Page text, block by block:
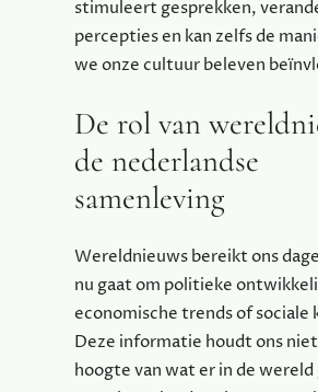
stimuleert gesprekken,
percepties en kan zelfs de
we onze cultuur beleven
De rol van
de nederlandse
samenleving
Wereldnieuws bereikt ons
nu gaat om politieke
economische trends of sociale
Deze informatie houdt ons
hoogte van wat er in de